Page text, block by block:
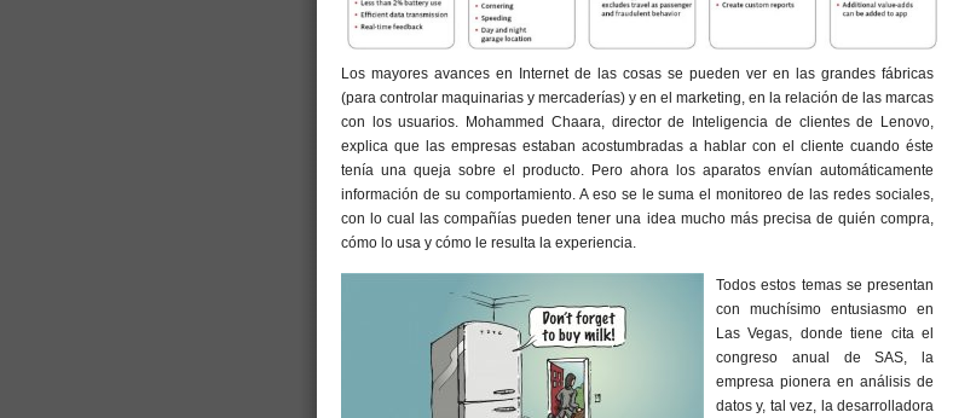
Los mayores avances en Internet de las cosas se pueden ver en las grandes fábricas
(para controlar maquinarias y mercaderías) y en el marketing, en la relación de las marcas
con los usuarios. Mohammed Chaara, director de Inteligencia de clientes de Lenovo,
explica que las empresas estaban acostumbradas a hablar con el cliente cuando éste
tenía una queja sobre el producto. Pero ahora los aparatos envían automáticamente
información de su comportamiento. A eso se le suma el monitoreo de las redes sociales,
con lo cual las compañías pueden tener una idea mucho más precisa de quién compra,
cómo lo usa y cómo le resulta la experiencia.
Todos estos temas se presentan
con muchísimo entusiasmo en
Las Vegas, donde tiene cita el
congreso anual de SAS, la
empresa pionera en análisis de
datos y, tal vez, la desarrolladora